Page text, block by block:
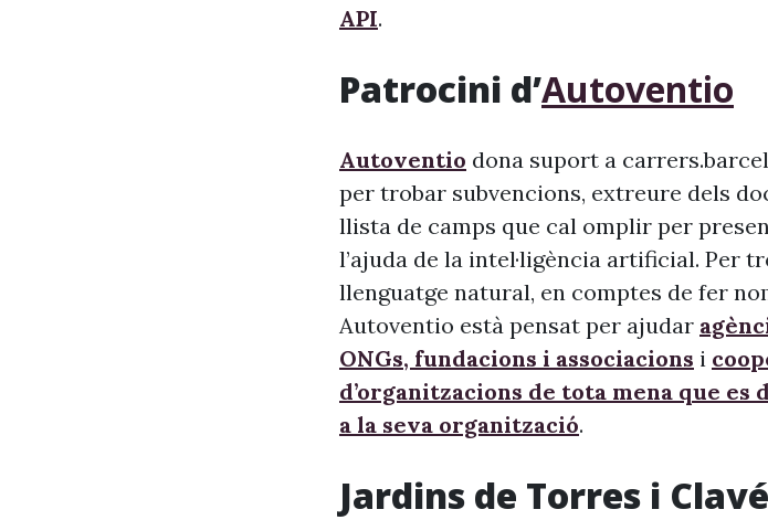
API.
Patrocini d’Autoventio
Autoventio dona suport a
per trobar subvencions, extreure dels
llista de camps que cal omplir per
l’ajuda de la intel·ligència artificial. Per
llenguatge natural, en comptes de fer
Autoventio està pensat per ajudar
ONGs, fundacions i associacions i
d’organitzacions de tota mena que
a la seva organització.
Jardins de Torres i